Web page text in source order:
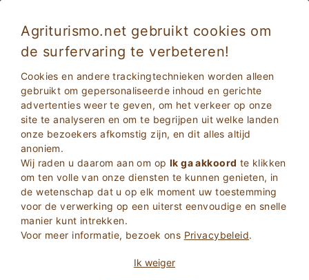
Agriturismo.net gebruikt cookies om
de surfervaring te verbeteren!
Cookies en andere trackingtechnieken worden alleen
gebruikt om gepersonaliseerde inhoud en gerichte
advertenties weer te geven, om het verkeer op onze
site te analyseren en om te begrijpen uit welke landen
onze bezoekers afkomstig zijn, en dit alles altijd
anoniem.
Wij raden u daarom aan om op Ik ga akkoord te klikken
om ten volle van onze diensten te kunnen genieten, in
de wetenschap dat u op elk moment uw toestemming
voor de verwerking op een uiterst eenvoudige en snelle
manier kunt intrekken.
Voor meer informatie, bezoek ons Privacybeleid.
Ik weiger
Paardrijden vakanties: vakantie op een
boerderij met manege in Emilia Romagna
2Volwassenen
0Kinderen ZOEKEN